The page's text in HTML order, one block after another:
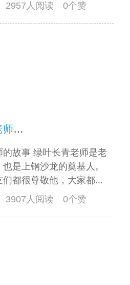
2957人阅读 0个赞
上钢沙龙奠基人汪老师的故事
故事 绿叶长青老师是老
是上钢沙龙的奠基人。
都很尊敬他，大家都...
3907人阅读 0个赞